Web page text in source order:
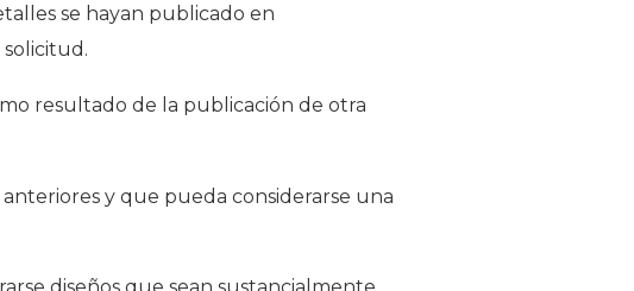
se hayan publicado en
resultado de la publicación de otra
y que pueda considerarse una